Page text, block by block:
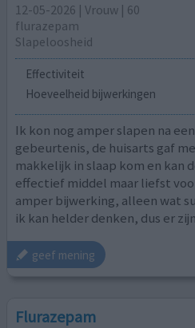
12-05-2026 | Vrouw | 60
flurazepam
Slapeloosheid
Effectiviteit
Hoeveelheid bijwerkingen
Ik kon nog amper slapen na
gebeurtenis, de huisarts gaf
makkelijk in slaap kom en kan
effectief middel maar liefst
amper bijwerking, alleen wat
ik kan helder denken, dus er
geef mening
Flurazepam